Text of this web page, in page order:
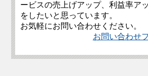
ービスの売上げアップ、利益率ア
をしたいと思っています。
お気軽にお問い合わせください。
お問い合わせ